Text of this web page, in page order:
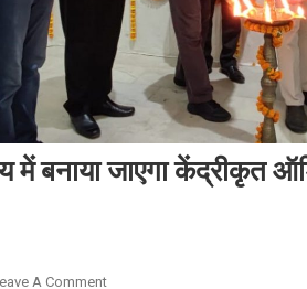
में बनाया जाएगा केंद्रीकृत
A Comment